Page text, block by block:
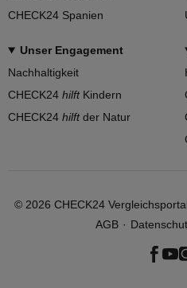
CHECK24 Spanien
Unser Engagement
Nachhaltigkeit
CHECK24 hilftKindern
CHECK24 hilftder Natur
© 2026 CHECK24
AGB